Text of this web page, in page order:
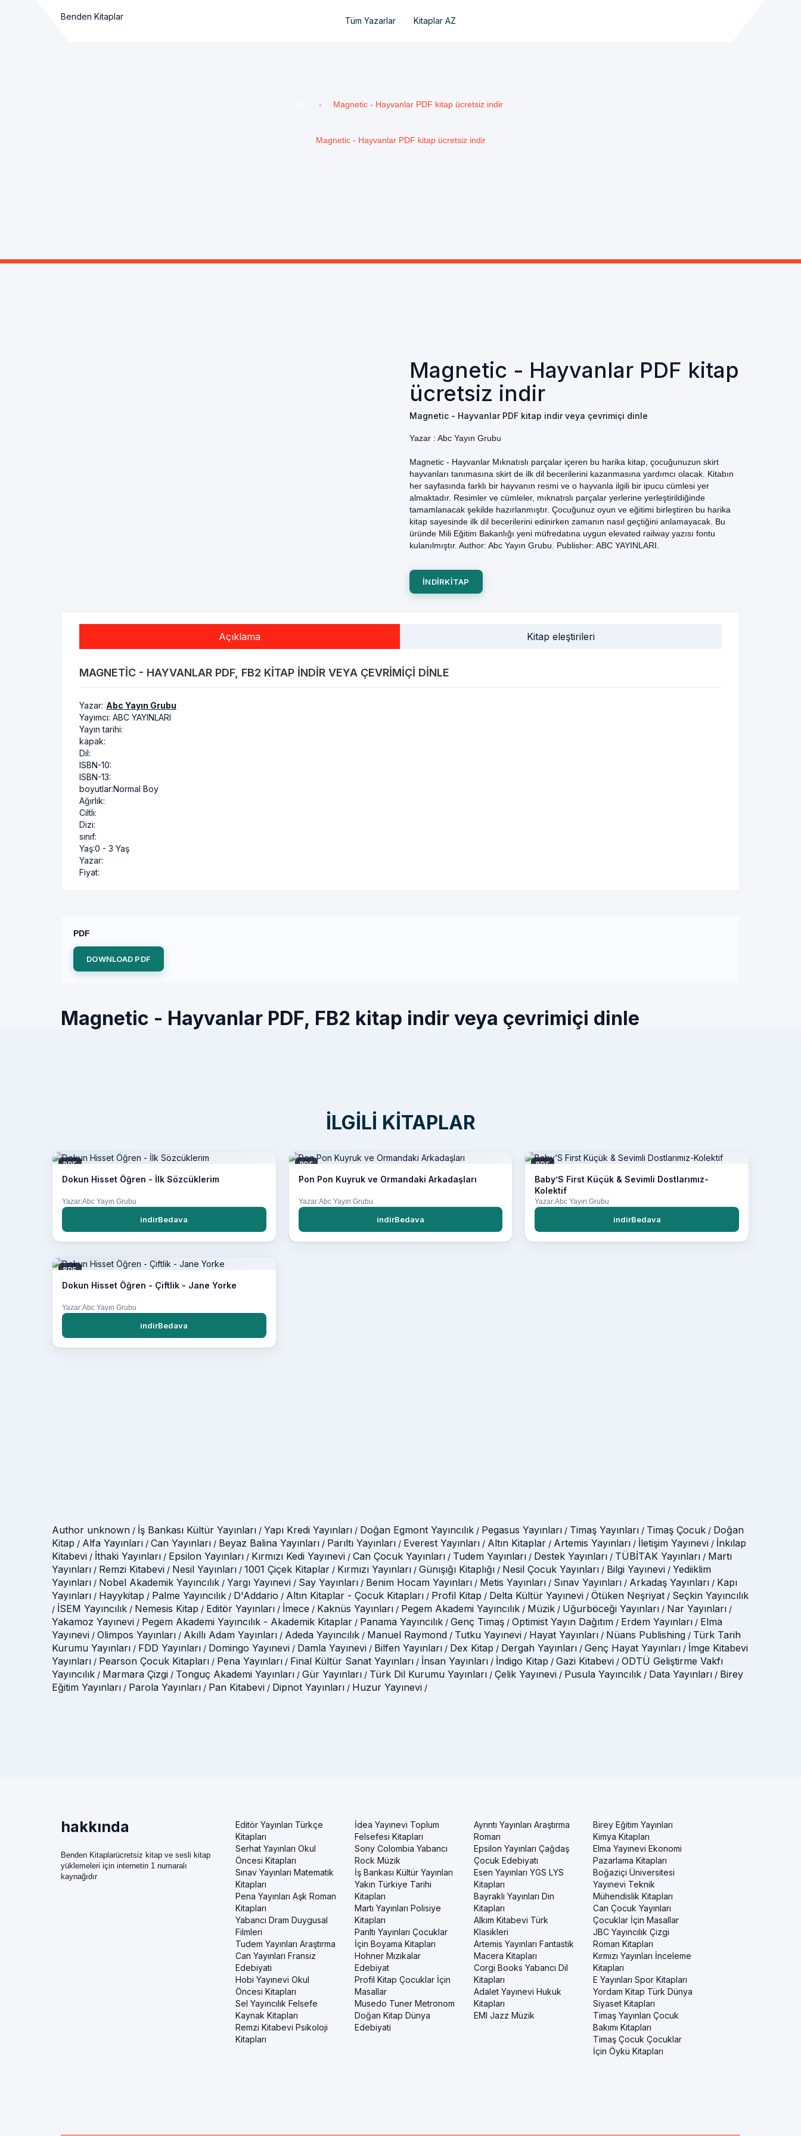
Benden Kitaplar Tüm Yazarlar Kitaplar AZ
- Magnetic - Hayvanlar PDF kitap ücretsiz indir
Magnetic - Hayvanlar PDF kitap ücretsiz indir
Magnetic - Hayvanlar PDF kitap
ücretsiz indir
Magnetic - Hayvanlar PDF kitap indir veya çevrimiçi dinle
Yazar : Abc Yayın Grubu
Magnetic - Hayvanlar Mıknatıslı parçalar içeren bu harika kitap, çocuğunuzun skirt
hayvanları tanımasına skirt de ilk dil becerilerini kazanmasına yardımcı olacak. Kitabın
her sayfasında farklı bir hayvanın resmi ve o hayvanla ilgili bir ipucu cümlesi yer
almaktadır. Resimler ve cümleler, mıknatıslı parçalar yerlerine yerleştirildiğinde
tamamlanacak şekilde hazırlanmıştır. Çocuğunuz oyun ve eğitimi birleştiren bu harika
kitap sayesinde ilk dil becerilerini edinirken zamanın nasıl geçtiğini anlamayacak. Bu
üründe Mili Eğitim Bakanlığı yeni müfredatına uygun elevated railway yazısı fontu
kulanılmıştır. Author: Abc Yayın Grubu. Publisher: ABC YAYINLARI.
INDIRKITAP
Açıklama Kitap eleştirileri
MAGNETIC - HAYVANLAR PDF, FB2 KITAP INDIR VEYA ÇEVRIMIÇI DINLE
Yazar: Abc Yayın Grubu
Yayımcı: ABC YAYINLARI
Yayın tarihi:
kapak:
Dil:
ISBN-10:
ISBN-13:
boyutlar:Normal Boy
Ağırlık:
Ciltli:
Dizi:
sınıf:
Yaş:0 - 3 Yaş
Yazar:
Fiyat:
PDF
DOWNLOAD PDF
Magnetic - Hayvanlar PDF, FB2 kitap indir veya çevrimiçi dinle
İLGILI KITAPLAR
PDF
Dokun Hisset Öğren - İlk Sözcüklerim
Yazar:Abc Yayın Grubu
indirBedava
PDF
Pon Pon Kuyruk ve Ormandaki Arkadaşları
Yazar:Abc Yayın Grubu
indirBedava
PDF
Baby’S First Küçük & Sevimli Dostlarımız-
Kolektif
Yazar:Abc Yayın Grubu
indirBedava
PDF
Dokun Hisset Öğren - Çiftlik - Jane Yorke
Yazar:Abc Yayın Grubu
indirBedava
Author unknown / İş Bankası Kültür Yayınları / Yapı Kredi Yayınları / Doğan Egmont Yayıncılık / Pegasus Yayınları / Timaş Yayınları / Timaş Çocuk / Doğan
Kitap / Alfa Yayınları / Can Yayınları / Beyaz Balina Yayınları / Parıltı Yayınları / Everest Yayınları / Altın Kitaplar / Artemis Yayınları / İletişim Yayınevi / İnkılap
Kitabevi / İthaki Yayınları / Epsilon Yayınları / Kırmızı Kedi Yayınevi / Can Çocuk Yayınları / Tudem Yayınları / Destek Yayınları / TÜBİTAK Yayınları / Martı
Yayınları / Remzi Kitabevi / Nesil Yayınları / 1001 Çiçek Kitaplar / Kırmızı Yayınları / Günışığı Kitaplığı / Nesil Çocuk Yayınları / Bilgi Yayınevi / Yediiklim
Yayınları / Nobel Akademik Yayıncılık / Yargı Yayınevi / Say Yayınları / Benim Hocam Yayınları / Metis Yayınları / Sınav Yayınları / Arkadaş Yayınları / Kapı
Yayınları / Hayykitap / Palme Yayıncılık / D'Addario / Altın Kitaplar - Çocuk Kitapları / Profil Kitap / Delta Kültür Yayınevi / Ötüken Neşriyat / Seçkin Yayıncılık
/ İSEM Yayıncılık / Nemesis Kitap / Editör Yayınları / İmece / Kaknüs Yayınları / Pegem Akademi Yayıncılık / Müzik / Uğurböceği Yayınları / Nar Yayınları /
Yakamoz Yayınevi / Pegem Akademi Yayıncılık - Akademik Kitaplar / Panama Yayıncılık / Genç Timaş / Optimist Yayın Dağıtım / Erdem Yayınları / Elma
Yayınevi / Olimpos Yayınları / Akıllı Adam Yayınları / Adeda Yayıncılık / Manuel Raymond / Tutku Yayınevi / Hayat Yayınları / Nüans Publishing / Türk Tarih
Kurumu Yayınları / FDD Yayınları / Domingo Yayınevi / Damla Yayınevi / Bilfen Yayınları / Dex Kitap / Dergah Yayınları / Genç Hayat Yayınları / İmge Kitabevi
Yayınları / Pearson Çocuk Kitapları / Pena Yayınları / Final Kültür Sanat Yayınları / İnsan Yayınları / İndigo Kitap / Gazi Kitabevi / ODTÜ Geliştirme Vakfı
Yayıncılık / Marmara Çizgi / Tonguç Akademi Yayınları / Gür Yayınları / Türk Dil Kurumu Yayınları / Çelik Yayınevi / Pusula Yayıncılık / Data Yayınları / Birey
Eğitim Yayınları / Parola Yayınları / Pan Kitabevi / Dipnot Yayınları / Huzur Yayınevi /
hakkında
Benden Kitaplarücretsiz kitap ve sesli kitap
yüklemeleri için internetin 1 numaralı
kaynağıdır
Editör Yayınları Türkçe
Kitapları
Serhat Yayınları Okul
Öncesi Kitapları
Sınav Yayınları Matematik
Kitapları
Pena Yayınları Aşk Roman
Kitapları
Yabancı Dram Duygusal
Filmleri
Tudem Yayınları Araştırma
Can Yayınları Fransiz
Edebiyati
Hobi Yayınevi Okul
Öncesi Kitapları
Sel Yayıncılık Felsefe
Kaynak Kitapları
Remzi Kitabevi Psikoloji
Kitapları
İdea Yayınevi Toplum
Felsefesi Kitapları
Sony Colombia Yabancı
Rock Müzik
İş Bankası Kültür Yayınları
Yakın Türkiye Tarihi
Kitapları
Martı Yayınları Polisiye
Kitapları
Parıltı Yayınları Çocuklar
İçin Boyama Kitapları
Hohner Mızıkalar
Edebiyat
Profil Kitap Çocuklar İçin
Masallar
Musedo Tuner Metronom
Doğan Kitap Dünya
Edebiyati
Ayrıntı Yayınları Araştırma
Roman
Epsilon Yayınları Çağdaş
Çocuk Edebiyatı
Esen Yayınları YGS LYS
Kitapları
Bayraklı Yayınları Din
Kitapları
Alkım Kitabevi Türk
Klasikleri
Artemis Yayınları Fantastik
Macera Kitapları
Corgi Books Yabancı Dil
Kitapları
Adalet Yayınevi Hukuk
Kitapları
EMI Jazz Müzik
Birey Eğitim Yayınları
Kimya Kitapları
Elma Yayınevi Ekonomi
Pazarlama Kitapları
Boğaziçi Üniversitesi
Yayınevi Teknik
Mühendislik Kitapları
Can Çocuk Yayınları
Çocuklar İçin Masallar
JBC Yayıncılık Çizgi
Roman Kitapları
Kırmızı Yayınları İnceleme
Kitapları
E Yayınları Spor Kitapları
Yordam Kitap Türk Dünya
Siyaset Kitapları
Timaş Yayınları Çocuk
Bakımı Kitapları
Timaş Çocuk Çocuklar
İçin Öykü Kitapları